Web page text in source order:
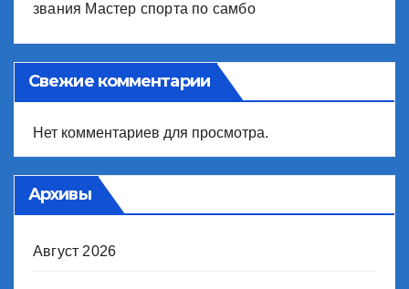
звания Мастер спорта по самбо
Свежие комментарии
Нет комментариев для просмотра.
Архивы
Август 2026